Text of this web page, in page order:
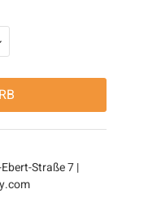
Straße 7 |